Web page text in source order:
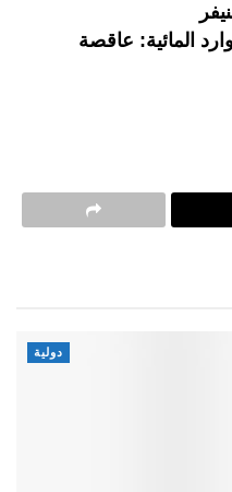
المائية: عاقصة
دولية